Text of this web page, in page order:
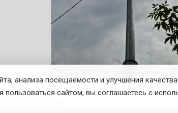
Фото:
анализа посещаемости и улучшения
пользоваться сайтом, вы соглашаетесь с